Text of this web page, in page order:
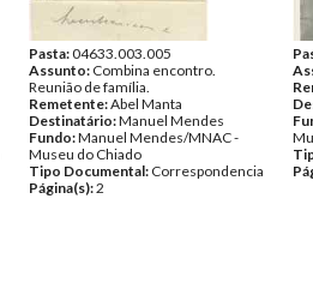
Pasta:04633.003.005
Assunto: Combina encontro.
Reunião de família.
Remetente:Abel Manta
Destinatário:Manuel Mendes
Fundo:Manuel Mendes/MNAC -
Museu do Chiado
Tipo Documental: Correspondencia
Página(s):2